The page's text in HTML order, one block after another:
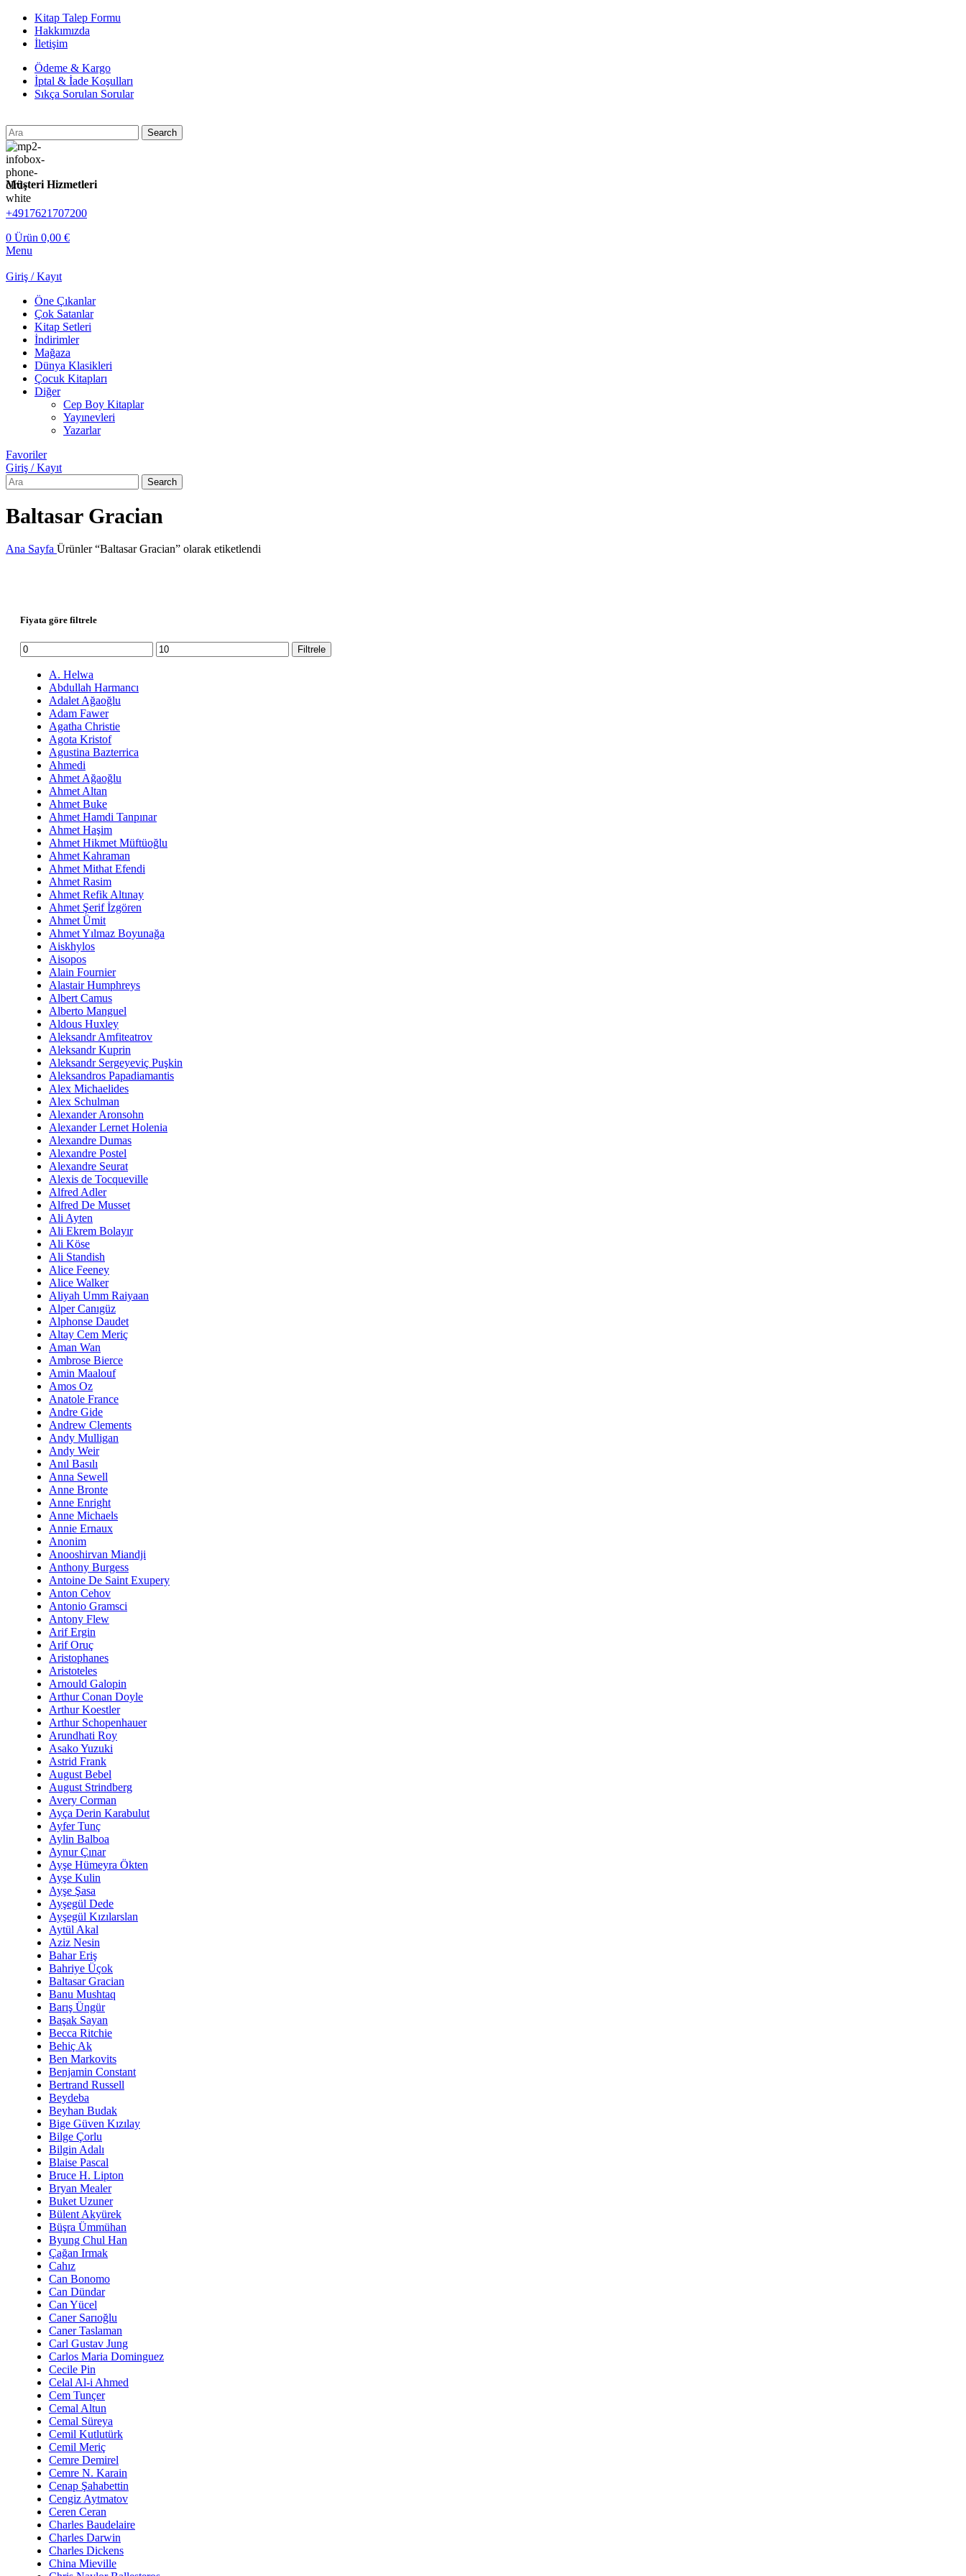
Kitap Talep Formu
Hakkımızda
İletişim
Ödeme & Kargo
İptal & İade Koşulları
Sıkça Sorulan Sorular
Search
Müşteri Hizmetleri
+4917621707200
0 Ürün 0,00 €
Menu
Giriş / Kayıt
Öne Çıkanlar
Çok Satanlar
Kitap Setleri
İndirimler
Mağaza
Dünya Klasikleri
Çocuk Kitapları
Diğer
Cep Boy Kitaplar
Yayınevleri
Yazarlar
Favoriler
Giriş / Kayıt
Search
Baltasar Gracian
Ana Sayfa Ürünler “Baltasar Gracian” olarak etiketlendi
Fiyata göre filtrele
En
düşük
fiyat
En
yüksek
Filtrele
A. Helwa
Abdullah Harmancı
Adalet Ağaoğlu
Adam Fawer
Agatha Christie
Agota Kristof
Agustina Bazterrica
Ahmedi
Ahmet Ağaoğlu
Ahmet Altan
Ahmet Buke
Ahmet Hamdi Tanpınar
Ahmet Haşim
Ahmet Hikmet Müftüoğlu
Ahmet Kahraman
Ahmet Mithat Efendi
Ahmet Rasim
Ahmet Refik Altınay
Ahmet Şerif İzgören
Ahmet Ümit
Ahmet Yılmaz Boyunağa
Aiskhylos
Aisopos
Alain Fournier
Alastair Humphreys
Albert Camus
Alberto Manguel
Aldous Huxley
Aleksandr Amfiteatrov
Aleksandr Kuprin
Aleksandr Sergeyeviç Puşkin
Aleksandros Papadiamantis
Alex Michaelides
Alex Schulman
Alexander Aronsohn
Alexander Lernet Holenia
Alexandre Dumas
Alexandre Postel
Alexandre Seurat
Alexis de Tocqueville
Alfred Adler
Alfred De Musset
Ali Ayten
Ali Ekrem Bolayır
Ali Köse
Ali Standish
Alice Feeney
Alice Walker
Aliyah Umm Raiyaan
Alper Canıgüz
Alphonse Daudet
Altay Cem Meriç
Aman Wan
Ambrose Bierce
Amin Maalouf
Amos Oz
Anatole France
Andre Gide
Andrew Clements
Andy Mulligan
Andy Weir
Anıl Basılı
Anna Sewell
Anne Bronte
Anne Enright
Anne Michaels
Annie Ernaux
Anonim
Anooshirvan Miandji
Anthony Burgess
Antoine De Saint Exupery
Anton Cehov
Antonio Gramsci
Antony Flew
Arif Ergin
Arif Oruç
Aristophanes
Aristoteles
Arnould Galopin
Arthur Conan Doyle
Arthur Koestler
Arthur Schopenhauer
Arundhati Roy
Asako Yuzuki
Astrid Frank
August Bebel
August Strindberg
Avery Corman
Ayça Derin Karabulut
Ayfer Tunç
Aylin Balboa
Aynur Çınar
Ayşe Hümeyra Ökten
Ayşe Kulin
Ayşe Şasa
Ayşegül Dede
Ayşegül Kızılarslan
Aytül Akal
Aziz Nesin
Bahar Eriş
Bahriye Üçok
Baltasar Gracian
Banu Mushtaq
Barış Üngür
Başak Sayan
Becca Ritchie
Behiç Ak
Ben Markovits
Benjamin Constant
Bertrand Russell
Beydeba
Beyhan Budak
Bige Güven Kızılay
Bilge Çorlu
Bilgin Adalı
Blaise Pascal
Bruce H. Lipton
Bryan Mealer
Buket Uzuner
Bülent Akyürek
Büşra Ümmühan
Byung Chul Han
Çağan Irmak
Cahız
Can Bonomo
Can Dündar
Can Yücel
Caner Sarıoğlu
Caner Taslaman
Carl Gustav Jung
Carlos Maria Dominguez
Cecile Pin
Celal Al-i Ahmed
Cem Tunçer
Cemal Altun
Cemal Süreya
Cemil Kutlutürk
Cemil Meriç
Cemre Demirel
Cemre N. Karain
Cenap Şahabettin
Cengiz Aytmatov
Ceren Ceran
Charles Baudelaire
Charles Darwin
Charles Dickens
China Mieville